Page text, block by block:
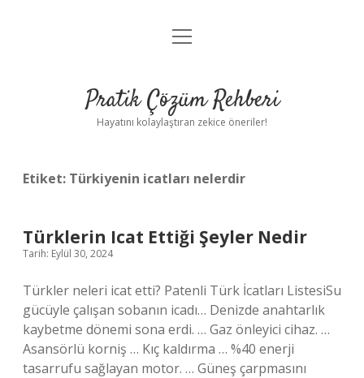
Anasayfa
Yasal Uyarı
menüyü
Pratik Çözüm Rehberi
Hayatını kolaylaştıran zekice öneriler!
Etiket: Türkiyenin icatları nelerdir
Türklerin Icat Ettiği Şeyler Nedir
Tarih: Eylül 30, 2024
Türkler neleri icat etti? Patenli Türk İcatları ListesiSu
gücüyle çalışan sobanın icadı… Denizde anahtarlık
kaybetme dönemi sona erdi. … Gaz önleyici cihaz. …
Asansörlü korniş … Kıç kaldırma … %40 enerji
tasarrufu sağlayan motor. … Güneş çarpmasını